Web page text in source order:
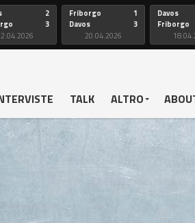
2
3
Friborgo
Davos
1
3
20.04.2026
Davos
Friborgo
TALK ALTRO